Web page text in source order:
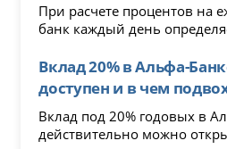
При расчете процентов на
банк каждый день
Вклад 20% в Альфа-
доступен и в чем
Вклад под 20% годовых в
действительно можно